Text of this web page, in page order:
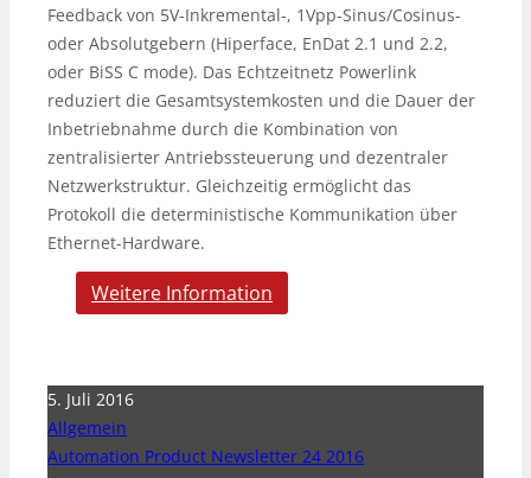
Feedback von 5V-Inkremental-, 1Vpp-Sinus/Cosinus-
oder Absolutgebern (Hiperface, EnDat 2.1 und 2.2,
oder BiSS C mode). Das Echtzeitnetz Powerlink
reduziert die Gesamtsystemkosten und die Dauer der
Inbetriebnahme durch die Kombination von
zentralisierter Antriebssteuerung und dezentraler
Netzwerkstruktur. Gleichzeitig ermöglicht das
Protokoll die deterministische Kommunikation über
Ethernet-Hardware.
Weitere Information
5. Juli 2016
Allgemein
Automation Product Newsletter 24 2016